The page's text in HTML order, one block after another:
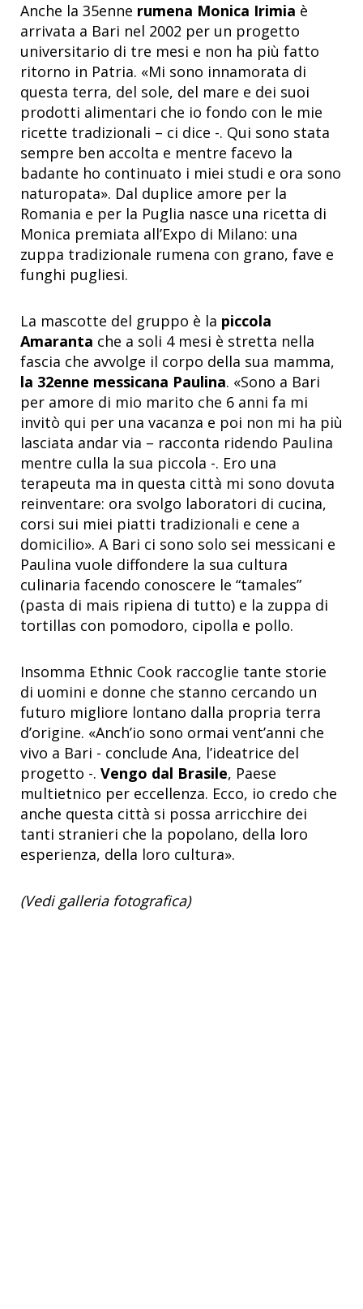
Anche la 35enne rumena Monica Irimia è
arrivata a Bari nel 2002 per un progetto
universitario di tre mesi e non ha più fatto
ritorno in Patria. «Mi sono innamorata di
questa terra, del sole, del mare e dei suoi
prodotti alimentari che io fondo con le mie
ricette tradizionali – ci dice -. Qui sono stata
sempre ben accolta e mentre facevo la
badante ho continuato i miei studi e ora sono
naturopata». Dal duplice amore per la
Romania e per la Puglia nasce una ricetta di
Monica premiata all’Expo di Milano: una
zuppa tradizionale rumena con grano, fave e
funghi pugliesi.
La mascotte del gruppo è la piccola
Amaranta che a soli 4 mesi è stretta nella
fascia che avvolge il corpo della sua mamma,
la 32enne messicana Paulina. «Sono a Bari
per amore di mio marito che 6 anni fa mi
invitò qui per una vacanza e poi non mi ha più
lasciata andar via – racconta ridendo Paulina
mentre culla la sua piccola -. Ero una
terapeuta ma in questa città mi sono dovuta
reinventare: ora svolgo laboratori di cucina,
corsi sui miei piatti tradizionali e cene a
domicilio». A Bari ci sono solo sei messicani e
Paulina vuole diffondere la sua cultura
culinaria facendo conoscere le “tamales”
(pasta di mais ripiena di tutto) e la zuppa di
tortillas con pomodoro, cipolla e pollo.
Insomma Ethnic Cook raccoglie tante storie
di uomini e donne che stanno cercando un
futuro migliore lontano dalla propria terra
d’origine. «Anch’io sono ormai vent’anni che
vivo a Bari - conclude Ana, l’ideatrice del
progetto -. Vengo dal Brasile, Paese
multietnico per eccellenza. Ecco, io credo che
anche questa città si possa arricchire dei
tanti stranieri che la popolano, della loro
esperienza, della loro cultura».
(Vedi galleria fotografica)